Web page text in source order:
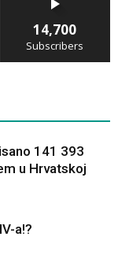
14,700
Subscribers
141 393
u Hrvatskoj
a!?